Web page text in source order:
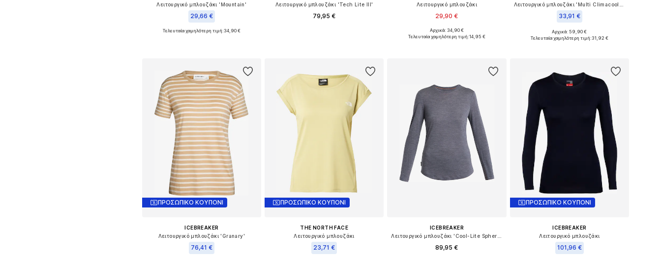
Λειτουργικό μπλουζάκι 'Mountain'
29,66 €
Διαθέσιμα μεγέθη: S, M, L
Τελευταία χαμηλότερη τιμή:34,90 €
Λειτουργικό μπλουζάκι 'Tech Lite III'
79,95 €
Λειτουργικό μπλουζάκι
29,90 €
Διαθέσιμα μεγέθη: XXXS-XXS, XS-S
Αρχικά: 34,90 €
Τελευταία χαμηλότερη τιμή:14,95 €
33,91 €
Διαθέσιμα μεγέθη: XS
Αρχικά: 59,90 €
Τελευταία χαμηλότερη τιμή:31,92 €
ΠΡΟΣΩΠΙΚΟ ΚΟΥΠΟΝΙ
ICEBREAKER
Λειτουργικό μπλουζάκι 'Granary'
76,41 €
ΠΡΟΣΩΠΙΚΟ ΚΟΥΠΟΝΙ
THE NORTH FACE
Λειτουργικό μπλουζάκι
23,71 €
ICEBREAKER
89,95 €
ΠΡΟΣΩΠΙΚΟ ΚΟΥΠΟΝΙ
ICEBREAKER
Λειτουργικό μπλουζάκι
101,96 €